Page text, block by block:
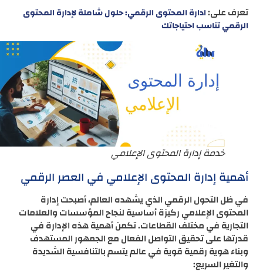
تعرف على:ادارة المحتوى الرقمي: حلول شاملة لإدارة المحتوى
الرقمي تناسب احتياجاتك
خدمة إدارة المحتوى الإعلامي
أهمية إدارة المحتوى الإعلامي في العصر الرقمي
في ظل التحول الرقمي الذي يشهده العالم، أصبحت إدارة
المحتوى الإعلامي ركيزة أساسية لنجاح المؤسسات والعلامات
التجارية في مختلف القطاعات. تكمن أهمية هذه الإدارة في
قدرتها على تحقيق التواصل الفعال مع الجمهور المستهدف
وبناء هوية رقمية قوية في عالم يتسم بالتنافسية الشديدة
والتغير السريع: